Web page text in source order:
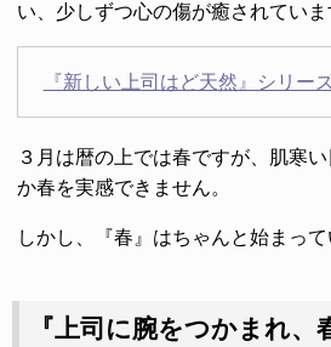
い、少しずつ心の傷が癒されていま
『新しい上司はど天然』シリー
３月は暦の上では春ですが、肌寒
か春を実感できません。
しかし、『春』はちゃんと始まって
『上司に腕をつかまれ、